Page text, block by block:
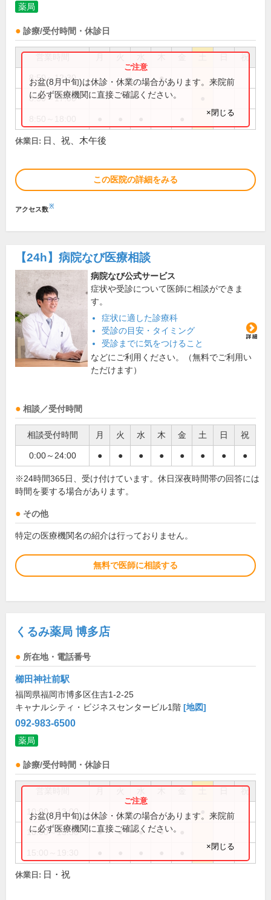
薬局
診療/受付時間・休診日
祝
8:50～12:30 ●
8:50～17:00
お盆(8月中旬)は休診・休業の場合があります。来院前
に必ず医療機関に直接ご確認ください。
×閉じる
休業日: 日、祝、木午後
この医院の詳細をみる
アクセス数※
【24h】 病院なび医療相談
病院なび公式サービス
症状や受診について医師に相談ができま
す。
症状に適した診療科
受診の目安・タイミング
受診までに気をつけること
などにご利用ください。（無料でご利用い
ただけます）
相談／受付時間
相談受付時間 月 火 水 木 金 土 日 祝
0:00～24:00 ● ● ● ● ● ● ● ●
※24時間365日、受け付けています。休日深夜時間帯の回答には
時間を要する場合があります。
その他
特定の医療機関名の紹介は行っておりません。
無料で医師に相談する
くるみ薬局 博多店
所在地・電話番号
櫛田神社前駅
福岡県福岡市博多区住吉1-2-25
キャナルシティ・ビジネスセンタービル1階 [地図]
092-983-6500
薬局
診療/受付時間・休診日
祝
10:00～13:00
10:00～13:30 ● ● ● ●
お盆(8月中旬)は休診・休業の場合があります。来院前
に必ず医療機関に直接ご確認ください。
×閉じる
休業日: 日・祝